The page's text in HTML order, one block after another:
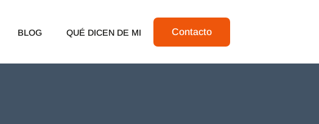
BLOG QUÉ DICEN DE MI Contacto